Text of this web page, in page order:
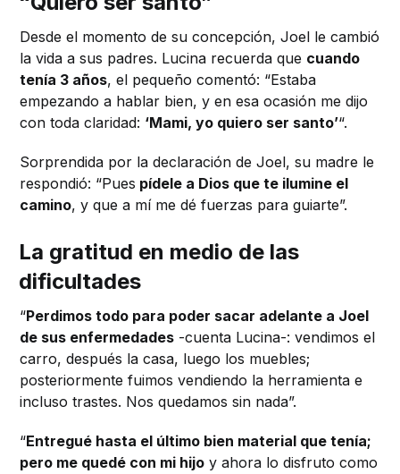
Desde el momento de su concepción, Joel le cambió
la vida a sus padres. Lucina recuerda que cuando
tenía 3 años, el pequeño comentó: “Estaba
empezando a hablar bien, y en esa ocasión me dijo
con toda claridad: ‘Mami, yo quiero ser santo’“.
Sorprendida por la declaración de Joel, su madre le
respondió: “Pues pídele a Dios que te ilumine el
camino, y que a mí me dé fuerzas para guiarte”.
La gratitud en medio de las
dificultades
“Perdimos todo para poder sacar adelante a Joel
de sus enfermedades -cuenta Lucina-: vendimos el
carro, después la casa, luego los muebles;
posteriormente fuimos vendiendo la herramienta e
incluso trastes. Nos quedamos sin nada”.
“Entregué hasta el último bien material que tenía;
pero me quedé con mi hijo y ahora lo disfruto como